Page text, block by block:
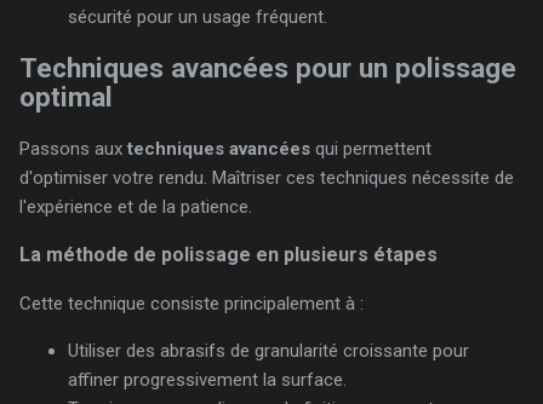
sécurité pour un usage fréquent.
Techniques avancées pour un polissage
optimal
Passons aux techniques avancées qui permettent
d'optimiser votre rendu. Maîtriser ces techniques nécessite de
l'expérience et de la patience.
La méthode de polissage en plusieurs étapes
Cette technique consiste principalement à :
Utiliser des abrasifs de granularité croissante pour
affiner progressivement la surface.